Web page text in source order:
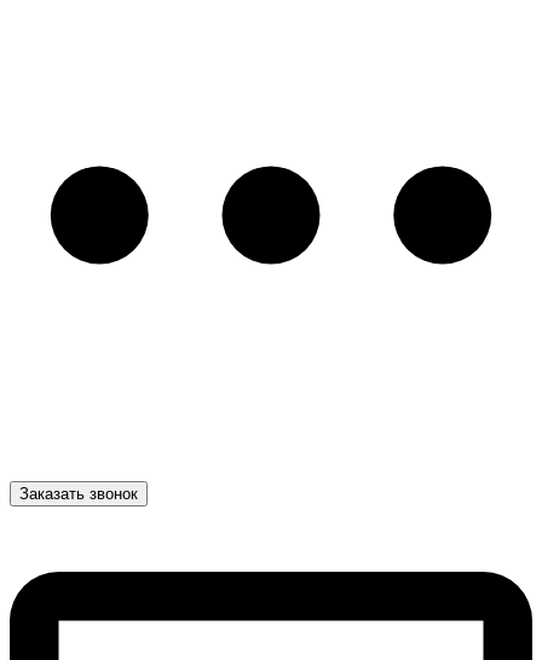
Заказать звонок